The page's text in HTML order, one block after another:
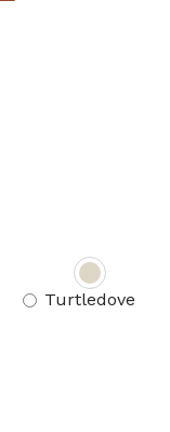
Turtledove